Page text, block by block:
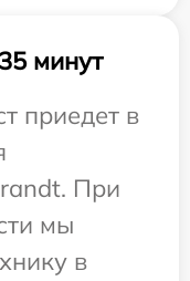
минут
приедет в
При
мы
в